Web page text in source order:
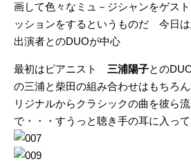
画して色々なミュ－ジシャンをゲス
ッションをするというものだ 今日
出演者とのDUOが中心
最初はピアニスト 三浦陽子との
の三浦と柴田の組み合わせはもちろ
リジナルからクラシックの曲を彼ら
で・・・すうっと聴き手の耳に入っ